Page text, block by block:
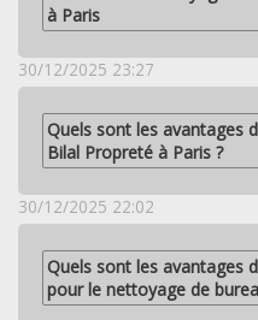
à Paris
30/12/2025 23:27
Quels sont les avantages
Bilal Propreté à Paris ?
30/12/2025 22:02
Quels sont les avantages
pour le nettoyage de